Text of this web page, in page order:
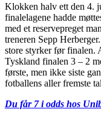
Klokken halv ett den 4.
finalelagene hadde
med et reservepreget
treneren Sepp
store styrker før finalen.
Tyskland finalen 3 – 2
første, men ikke siste
fotballens aller fremste
Du får 7 i odds hos